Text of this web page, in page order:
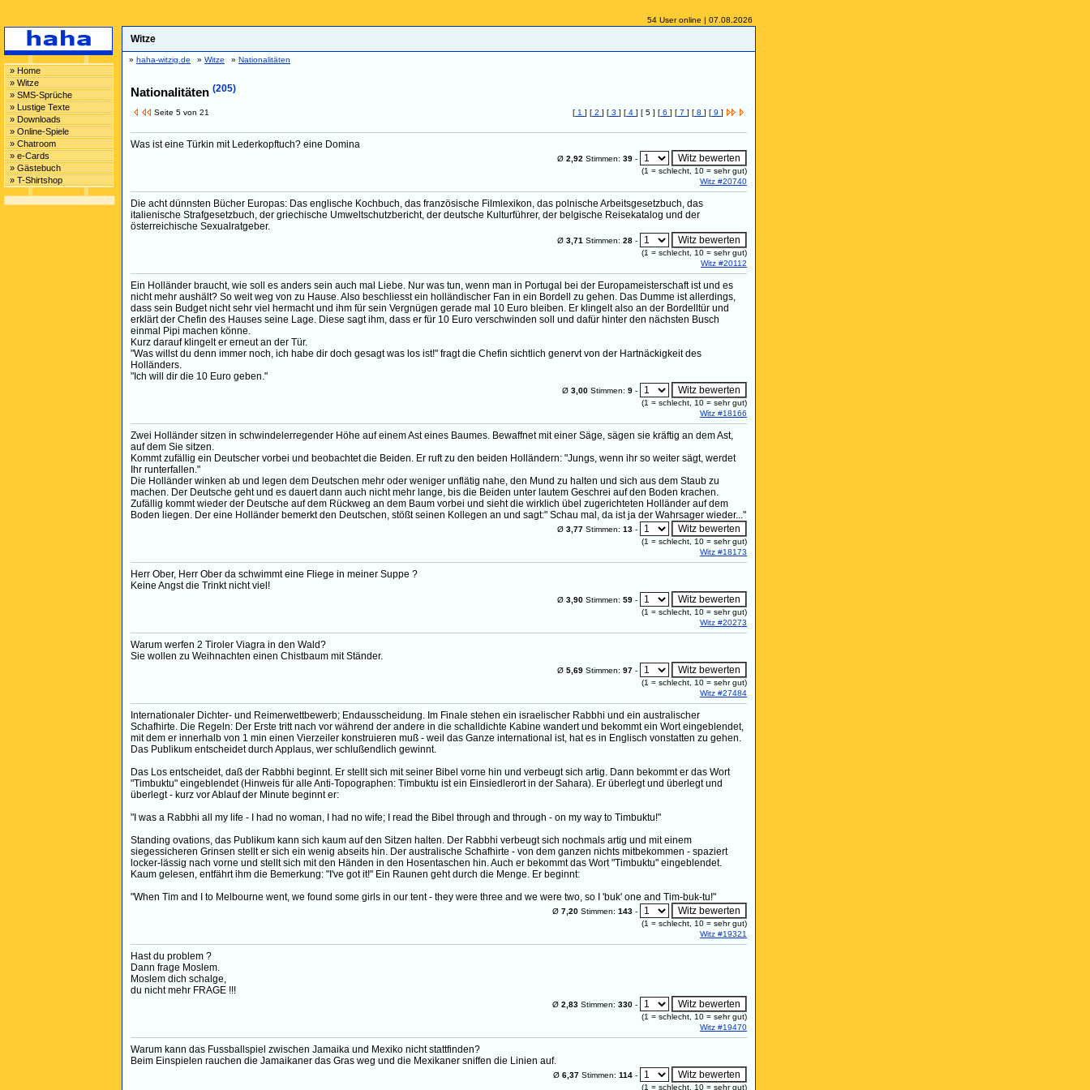
» Home
» Witze
» SMS-Sprüche
» Lustige Texte
» Downloads
» Online-Spiele
» Chatroom
» e-Cards
» Gästebuch
» T-Shirtshop
54 User online | 07.08.2026
Witze
» haha-witzig.de » Witze » Nationalitäten
Nationalitäten (205)
Seite 5 von 21 [ 1 ] [ 2 ] [ 3 ] [ 4 ] [ 5 ] [ 6 ] [ 7 ] [ 8 ] [ 9 ]
Was ist eine Türkin mit Lederkopftuch? eine Domina
Ø 2,92 Stimmen: 39 -
(1 = schlecht, 10 = sehr gut)
Witz #20740
Die acht dünnsten Bücher Europas: Das englische Kochbuch, das französische Filmlexikon, das polnische Arbeitsgesetzbuch, das
italienische Strafgesetzbuch, der griechische Umweltschutzbericht, der deutsche Kulturführer, der belgische Reisekatalog und der
österreichische Sexualratgeber.
Ø 3,71 Stimmen: 28 -
(1 = schlecht, 10 = sehr gut)
Witz #20112
Ein Holländer braucht, wie soll es anders sein auch mal Liebe. Nur was tun, wenn man in Portugal bei der Europameisterschaft ist und es
nicht mehr aushält? So weit weg von zu Hause. Also beschliesst ein holländischer Fan in ein Bordell zu gehen. Das Dumme ist allerdings,
dass sein Budget nicht sehr viel hermacht und ihm für sein Vergnügen gerade mal 10 Euro bleiben. Er klingelt also an der Bordelltür und
erklärt der Chefin des Hauses seine Lage. Diese sagt ihm, dass er für 10 Euro verschwinden soll und dafür hinter den nächsten Busch
einmal Pipi machen könne.
Kurz darauf klingelt er erneut an der Tür.
"Was willst du denn immer noch, ich habe dir doch gesagt was los ist!" fragt die Chefin sichtlich genervt von der Hartnäckigkeit des
Holländers.
"Ich will dir die 10 Euro geben."
Ø 3,00 Stimmen: 9 -
(1 = schlecht, 10 = sehr gut)
Witz #18166
Zwei Holländer sitzen in schwindelerregender Höhe auf einem Ast eines Baumes. Bewaffnet mit einer Säge, sägen sie kräftig an dem Ast,
auf dem Sie sitzen.
Kommt zufällig ein Deutscher vorbei und beobachtet die Beiden. Er ruft zu den beiden Holländern: "Jungs, wenn ihr so weiter sägt, werdet
Ihr runterfallen."
Die Holländer winken ab und legen dem Deutschen mehr oder weniger unflätig nahe, den Mund zu halten und sich aus dem Staub zu
machen. Der Deutsche geht und es dauert dann auch nicht mehr lange, bis die Beiden unter lautem Geschrei auf den Boden krachen.
Zufällig kommt wieder der Deutsche auf dem Rückweg an dem Baum vorbei und sieht die wirklich übel zugerichteten Holländer auf dem
Boden liegen. Der eine Holländer bemerkt den Deutschen, stößt seinen Kollegen an und sagt:" Schau mal, da ist ja der Wahrsager wieder..."
Ø 3,77 Stimmen: 13 -
(1 = schlecht, 10 = sehr gut)
Witz #18173
Herr Ober, Herr Ober da schwimmt eine Fliege in meiner Suppe ?
Keine Angst die Trinkt nicht viel!
Ø 3,90 Stimmen: 59 -
(1 = schlecht, 10 = sehr gut)
Witz #20273
Warum werfen 2 Tiroler Viagra in den Wald?
Sie wollen zu Weihnachten einen Chistbaum mit Ständer.
Ø 5,69 Stimmen: 97 -
(1 = schlecht, 10 = sehr gut)
Witz #27484
Internationaler Dichter- und Reimerwettbewerb; Endausscheidung. Im Finale stehen ein israelischer Rabbhi und ein australischer
Schafhirte. Die Regeln: Der Erste tritt nach vor während der andere in die schalldichte Kabine wandert und bekommt ein Wort eingeblendet,
mit dem er innerhalb von 1 min einen Vierzeiler konstruieren muß - weil das Ganze international ist, hat es in Englisch vonstatten zu gehen.
Das Publikum entscheidet durch Applaus, wer schlußendlich gewinnt.
Das Los entscheidet, daß der Rabbhi beginnt. Er stellt sich mit seiner Bibel vorne hin und verbeugt sich artig. Dann bekommt er das Wort
"Timbuktu" eingeblendet (Hinweis für alle Anti-Topographen: Timbuktu ist ein Einsiedlerort in der Sahara). Er überlegt und überlegt und
überlegt - kurz vor Ablauf der Minute beginnt er:
"I was a Rabbhi all my life - I had no woman, I had no wife; I read the Bibel through and through - on my way to Timbuktu!"
Standing ovations, das Publikum kann sich kaum auf den Sitzen halten. Der Rabbhi verbeugt sich nochmals artig und mit einem
siegessicheren Grinsen stellt er sich ein wenig abseits hin. Der australische Schafhirte - von dem ganzen nichts mitbekommen - spaziert
locker-lässig nach vorne und stellt sich mit den Händen in den Hosentaschen hin. Auch er bekommt das Wort "Timbuktu" eingeblendet.
Kaum gelesen, entfährt ihm die Bemerkung: "I've got it!" Ein Raunen geht durch die Menge. Er beginnt:
"When Tim and I to Melbourne went, we found some girls in our tent - they were three and we were two, so I 'buk' one and Tim-buk-tu!"
Ø 7,20 Stimmen: 143 -
(1 = schlecht, 10 = sehr gut)
Witz #19321
Hast du problem ?
Dann frage Moslem.
Moslem dich schalge,
du nicht mehr FRAGE !!!
Ø 2,83 Stimmen: 330 -
(1 = schlecht, 10 = sehr gut)
Witz #19470
Warum kann das Fussballspiel zwischen Jamaika und Mexiko nicht stattfinden?
Beim Einspielen rauchen die Jamaikaner das Gras weg und die Mexikaner sniffen die Linien auf.
Ø 6,37 Stimmen: 114 -
(1 = schlecht, 10 = sehr gut)